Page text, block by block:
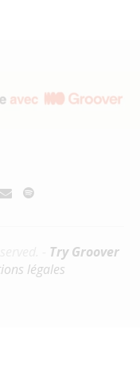
- Try Groover
légales